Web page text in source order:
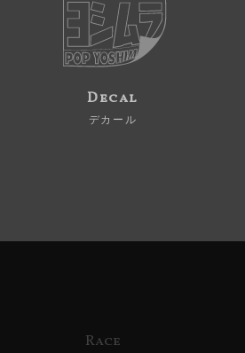
Decal
デカール
Race